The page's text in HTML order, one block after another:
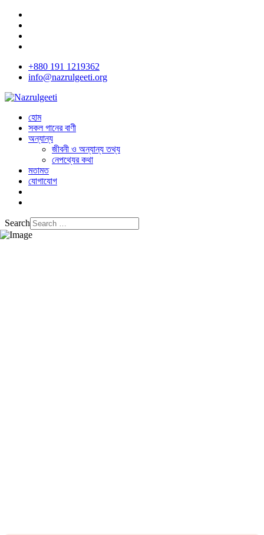
+880 191 1219362
info@nazrulgeeti.org
হোম
সকল গানের বাণী
অন্যান্য
জীবনী ও অন্যান্য তথ্য
নেপথ্যের কথা
মতামত
যোগাযোগ
Search